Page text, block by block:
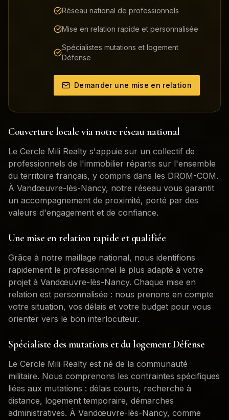
Réseau national de professionnels
Mise en relation rapide et personnalisée
Spécialistes mutations et logement
Défense
Demander une mise en relation
Couverture locale via notre réseau national
Le Cercle Mili Realty s'appuie sur un collectif de
professionnels de l'immobilier répartis sur l'ensemble
du territoire français, y compris dans les DROM-COM.
À Vandœuvre-lès-Nancy, notre réseau vous garantit
un accompagnement de proximité, porté par des
valeurs d'engagement et de confiance.
Une mise en relation rapide et qualifiée
Grâce à notre maillage national, nous identifions
rapidement le professionnel le plus adapté à votre
projet à Vandœuvre-lès-Nancy. Chaque mise en
relation est personnalisée : nous prenons en compte
votre situation, vos délais et votre budget pour vous
orienter vers le bon interlocuteur.
Spécialiste des mutations et du logement Défense
Le Cercle Mili Realty est né de la communauté
militaire. Nous comprenons les contraintes spécifiques
liées aux mutations : délais courts, recherche à
distance, logement temporaire, démarches
administratives. À Vandœuvre-lès-Nancy, comme